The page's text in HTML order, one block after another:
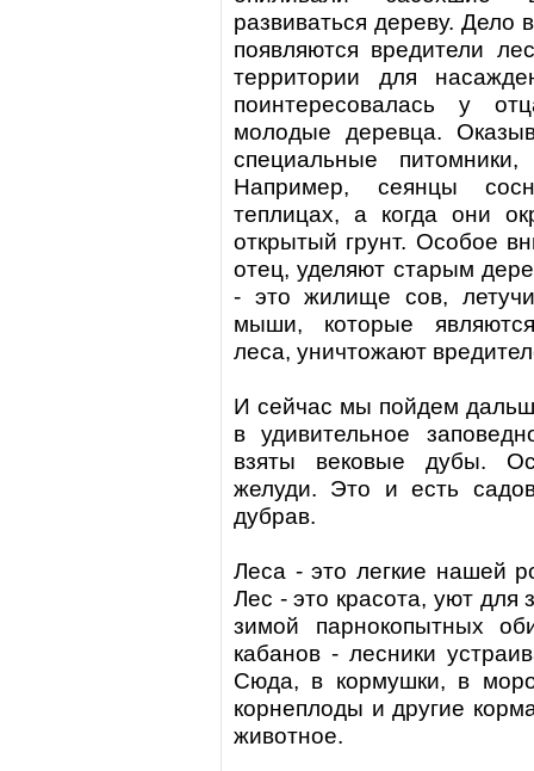
развиваться дереву. Дело
появляются вредители
территории для
поинтересовалась у
молодые деревца.
специальные
Например, сеянцы
теплицах, а когда они
открытый грунт. Особое
отец, уделяют старым
- это жилище сов,
мыши, которые
леса, уничтожают
И сейчас мы пойдем
в удивительное
взяты вековые дубы.
желуди. Это и есть
дубрав.
Леса - это легкие нашей
Лес - это красота, уют для
зимой парнокопытных
кабанов - лесники
Сюда, в кормушки, в
корнеплоды и другие
животное.